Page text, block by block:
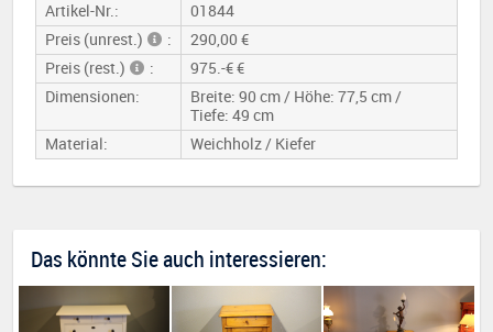
Artikel-Nr.:
01844
Preis (unrest.)
:
290,00 €
Preis (rest.)
:
975.-€ €
Dimensionen:
Breite: 90 cm / Höhe: 77,5 cm /
Tiefe: 49 cm
Material:
Weichholz / Kiefer
Das könnte Sie auch interessieren: